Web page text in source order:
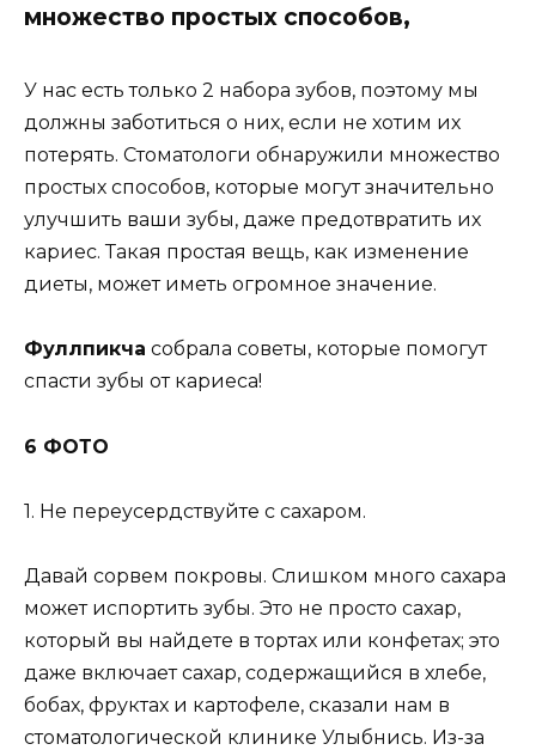
множество простых способов,
У нас есть только 2 набора зубов, поэтому мы
должны заботиться о них, если не хотим их
потерять. Стоматологи обнаружили множество
простых способов, которые могут значительно
улучшить ваши зубы, даже предотвратить их
кариес. Такая простая вещь, как изменение
диеты, может иметь огромное значение.
Фуллпикча собрала советы, которые помогут
спасти зубы от кариеса!
6 ФОТО
1. Не переусердствуйте с сахаром.
Давай сорвем покровы. Слишком много сахара
может испортить зубы. Это не просто сахар,
который вы найдете в тортах или конфетах; это
даже включает сахар, содержащийся в хлебе,
бобах, фруктах и ​​картофеле, сказали нам в
стоматологической клинике Улыбнись. Из-за